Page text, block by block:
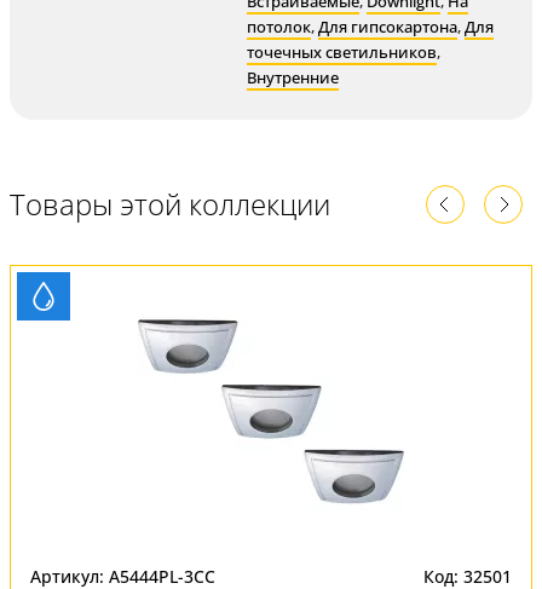
потолок,Для гипсокартона,Для
точечных светильников,
Внутренние
Товары этой коллекции
Артикул: A5444PL-3CC Код: 32501